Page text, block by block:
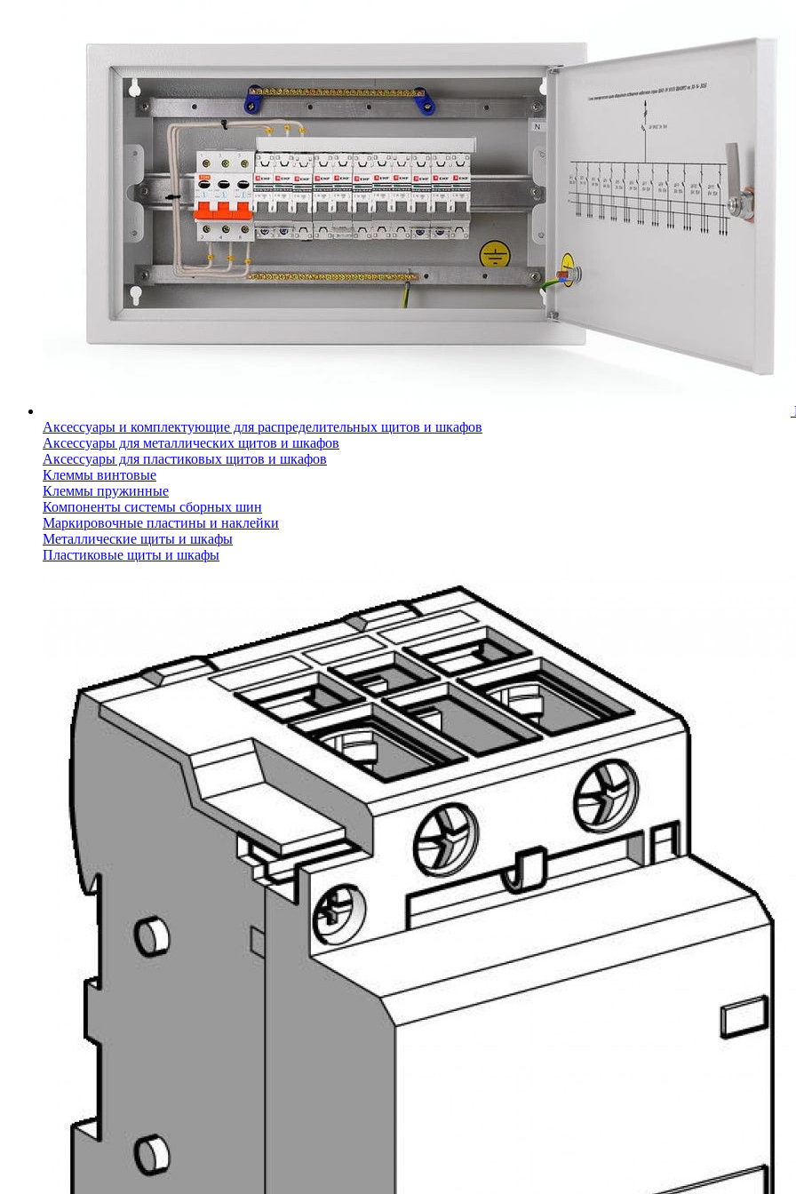
Аксессуары и комплектующие для распределительных щитов и шкафов
Аксессуары для металлических щитов и шкафов
Аксессуары для пластиковых щитов и шкафов
Клеммы винтовые
Клеммы пружинные
Компоненты системы сборных шин
Маркировочные пластины и наклейки
Металлические щиты и шкафы
Пластиковые щиты и шкафы